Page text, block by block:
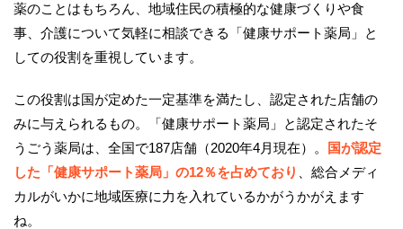
薬のことはもちろん、地域住民の積極的な健康づくりや食
事、介護について気軽に相談できる「健康サポート薬局」と
しての役割を重視しています。
この役割は国が定めた一定基準を満たし、認定された店舗の
みに与えられるもの。「健康サポート薬局」と認定されたそ
うごう薬局は、全国で187店舗（2020年4月現在）。
国が認定
した「健康サポート薬局」の12％を占めており
、総合メディ
カルがいかに地域医療に力を入れているかがうかがえます
ね。